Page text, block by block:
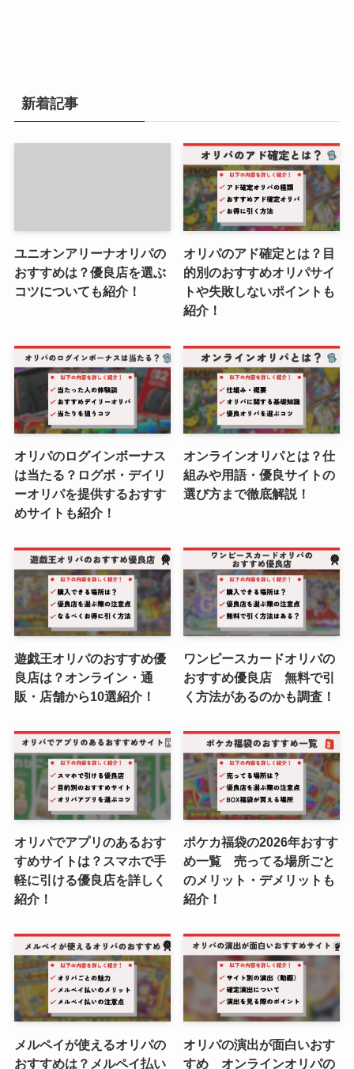
新着記事
ユニオンアリーナオリパの
おすすめは？優良店を選ぶ
コツについても紹介！
オリパのアド確定とは？目
的別のおすすめオリパサイ
トや失敗しないポイントも
紹介！
オリパのログインボーナス
は当たる？ログボ・デイリ
ーオリパを提供するおすす
めサイトも紹介！
オンラインオリパとは？仕
組みや用語・優良サイトの
選び方まで徹底解説！
遊戯王オリパのおすすめ優
良店は？オンライン・通
販・店舗から10選紹介！
ワンピースカードオリパの
おすすめ優良店 無料で引
く方法があるのかも調査！
オリパでアプリのあるおす
すめサイトは？スマホで手
軽に引ける優良店を詳しく
紹介！
ポケカ福袋の2026年おすす
め一覧 売ってる場所ごと
のメリット・デメリットも
紹介！
メルペイが使えるオリパの
おすすめは？メルペイ払い
オリパの演出が面白いおす
すめ オンラインオリパの